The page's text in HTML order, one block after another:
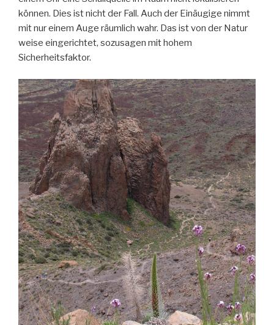
können. Dies ist nicht der Fall. Auch der Einäugige nimmt
mit nur einem Auge räumlich wahr. Das ist von der Natur
weise eingerichtet, sozusagen mit hohem
Sicherheitsfaktor.